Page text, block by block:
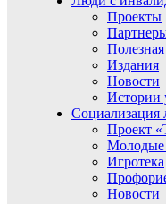
Проекты
Издания
Новости
Истории
Социализация
Проект
Молодые
Игротека
Новости